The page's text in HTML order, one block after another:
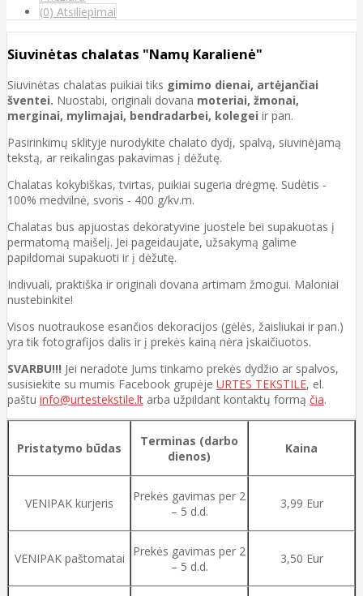
(0) Atsiliepimai
Siuvinėtas chalatas "Namų Karalienė"
Siuvinėtas chalatas puikiai tiks gimimo dienai, artėjančiai
šventei. Nuostabi, originali dovana moteriai, žmonai,
merginai, mylimajai, bendradarbei, kolegei ir pan.
Pasirinkimų sklityje nurodykite chalato dydį, spalvą, siuvinėjamą
tekstą, ar reikalingas pakavimas į dėžutę.
Chalatas kokybiškas, tvirtas, puikiai sugeria drėgmę. Sudėtis -
100% medvilnė, svoris - 400 g/kv.m.
Chalatas bus apjuostas dekoratyvine juostele bei supakuotas į
permatomą maišelį. Jei pageidaujate, užsakymą galime
papildomai supakuoti ir į dėžutę.
Indivuali, praktiška ir originali dovana artimam žmogui. Maloniai
nustebinkite!
Visos nuotraukose esančios dekoracijos (gėlės, žaisliukai ir pan.)
yra tik fotografijos dalis ir į prekės kainą nėra įskaičiuotos.
SVARBU!!! Jei neradote Jums tinkamo prekės dydžio ar spalvos,
susisiekite su mumis Facebook grupėje URTES TEKSTILE, el.
paštu info@urtestekstile.lt arba užpildant kontaktų formą čia.
Pristatymo būdas
Terminas (darbo
dienos)
Kaina
VENIPAK kurjeris
Prekės gavimas per 2
– 5 d.d.
3,99 Eur
VENIPAK paštomatai
Prekės gavimas per 2
– 5 d.d.
3,50 Eur